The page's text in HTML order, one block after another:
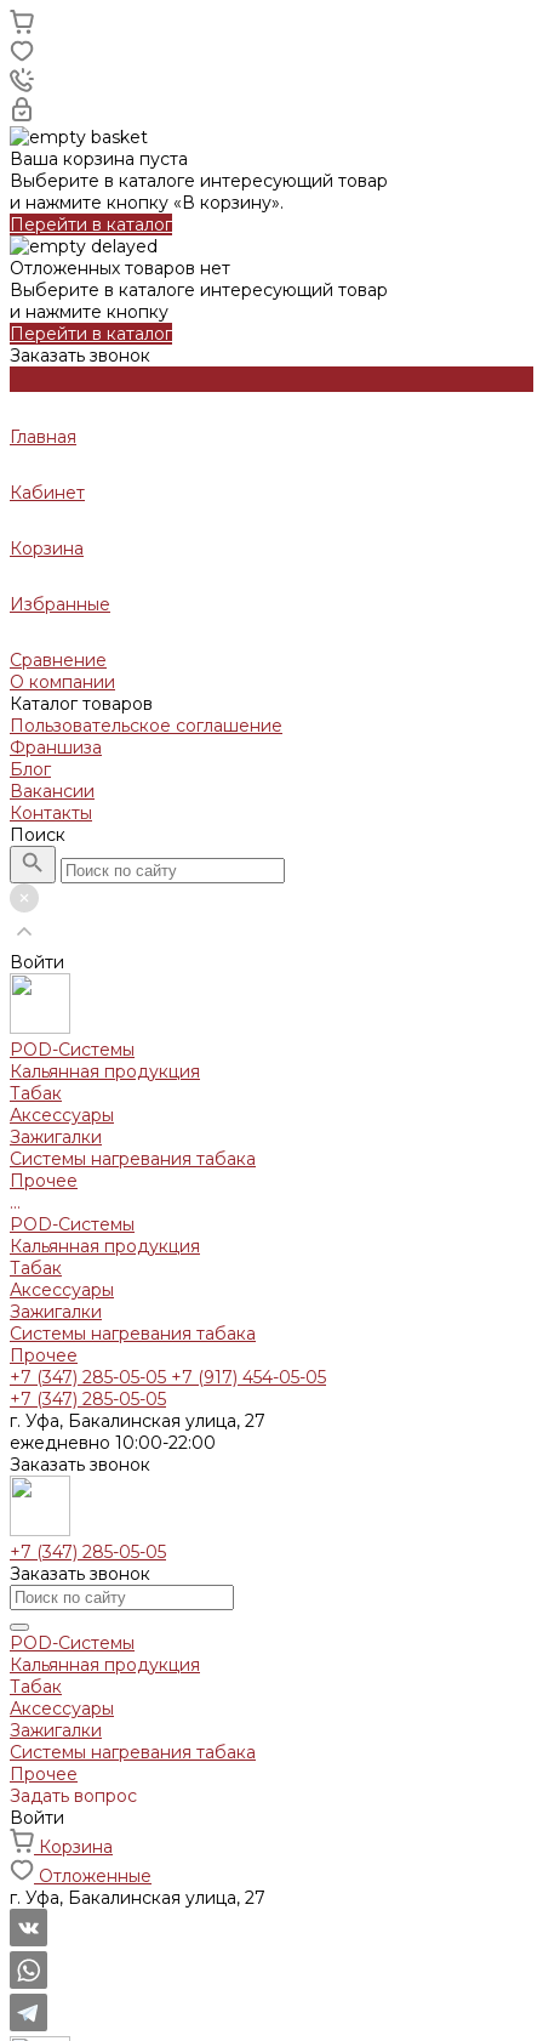
Ваша корзина пуста
Выберите в каталоге интересующий товар
и нажмите кнопку «В корзину».
Перейти в каталог
Отложенных товаров нет
Выберите в каталоге интересующий товар
и нажмите кнопку
Перейти в каталог
Заказать звонок
Главная
Кабинет
Корзина
Избранные
Сравнение
О компании
Каталог товаров
Пользовательское соглашение
Франшиза
Блог
Вакансии
Контакты
Поиск
Войти
POD-Системы
Кальянная продукция
Табак
Аксессуары
Зажигалки
Системы нагревания табака
Прочее
...
POD-Системы
Кальянная продукция
Табак
Аксессуары
Зажигалки
Системы нагревания табака
Прочее
+7 (347) 285-05-05 +7 (917) 454-05-05
+7 (347) 285-05-05
г. Уфа, Бакалинская улица, 27
ежедневно 10:00-22:00
Заказать звонок
+7 (347) 285-05-05
Заказать звонок
POD-Системы
Кальянная продукция
Табак
Аксессуары
Зажигалки
Системы нагревания табака
Прочее
Задать вопрос
Войти
Корзина
Отложенные
г. Уфа, Бакалинская улица, 27